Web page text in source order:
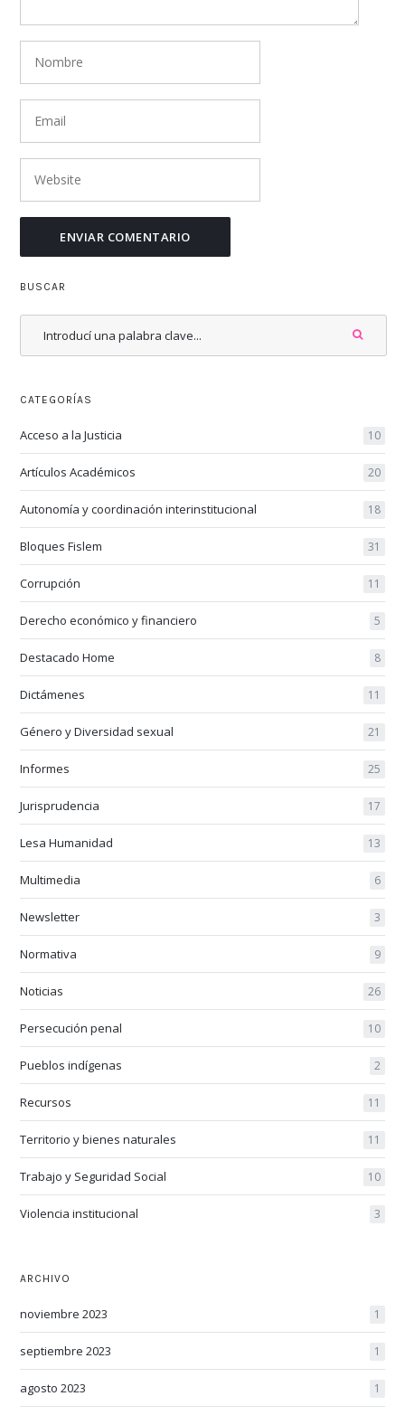
BUSCAR
CATEGORÍAS
Acceso a la Justicia 10
Artículos Académicos 20
Autonomía y coordinación interinstitucional 18
Bloques Fislem 31
Corrupción 11
Derecho económico y financiero 5
Destacado Home 8
Dictámenes 11
Género y Diversidad sexual 21
Informes 25
Jurisprudencia 17
Lesa Humanidad 13
Multimedia 6
Newsletter 3
Normativa 9
Noticias 26
Persecución penal 10
Pueblos indígenas 2
Recursos 11
Territorio y bienes naturales 11
Trabajo y Seguridad Social 10
Violencia institucional 3
ARCHIVO
noviembre 2023 1
septiembre 2023 1
agosto 2023 1